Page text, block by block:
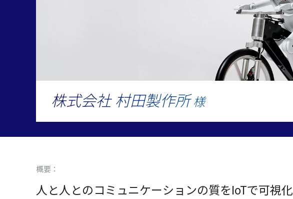
株式会社 村田製作所様
概要：
人と人とのコミュニケーションの質をIoTで可視化